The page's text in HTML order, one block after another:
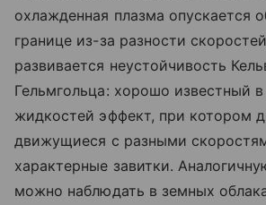
охлажденная плазма опускается
границе из-за разности
развивается неустойчивость
Гельмгольца: хорошо известный
жидкостей эффект, при котором
движущиеся с разными
характерные завитки.
можно наблюдать в земных